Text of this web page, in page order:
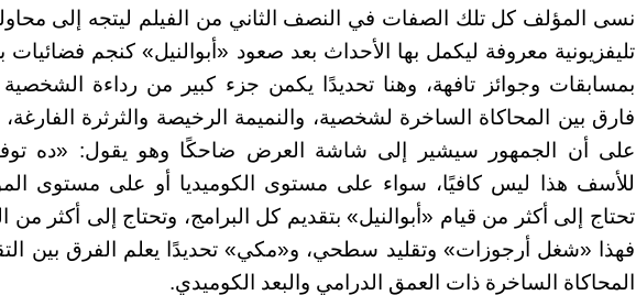
نسى المؤلف كل تلك الصفات في النصف الثاني من الفيلم ليتجه إلى
تليفزيونية معروفة ليكمل بها الأحداث بعد صعود «أبوالنيل» كنجم فضائيات
بمسابقات وجوائز تافهة، وهنا تحديدًا يكمن جزء كبير من رداءة الشخصية
فارق بين المحاكاة الساخرة لشخصية، والنميمة الرخيصة والثرثرة
على أن الجمهور سيشير إلى شاشة العرض ضاحكًا وهو يقول: «ده
للأسف هذا ليس كافيًا، سواء على مستوى الكوميديا أو على مستوى
تحتاج إلى أكثر من قيام «أبوالنيل» بتقديم كل البرامج، وتحتاج إلى أكثر من
فهذا «شغل أرجوزات» وتقليد سطحي، و«مكي» تحديدًا يعلم الفرق بين
المحاكاة الساخرة ذات العمق الدرامي والبعد الكوميدي.